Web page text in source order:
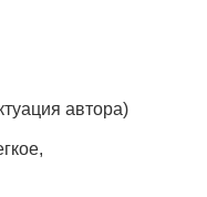
автора)